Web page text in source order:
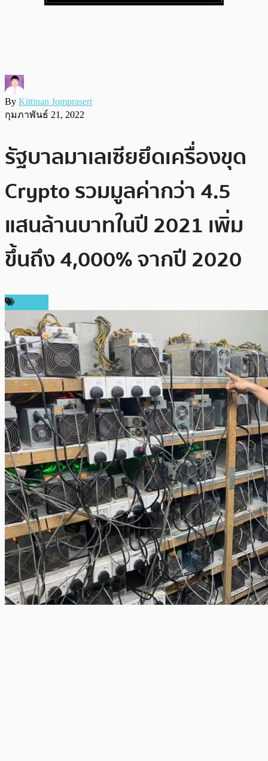
By Kittinan Jomprasert
กุมภาพันธ์ 21, 2022
รัฐบาลมาเลเซียยึดเครื่องขุด
Crypto รวมมูลค่ากว่า 4.5
แสนล้านบาทในปี 2021 เพิ่ม
ขึ้นถึง 4,000% จากปี 2020